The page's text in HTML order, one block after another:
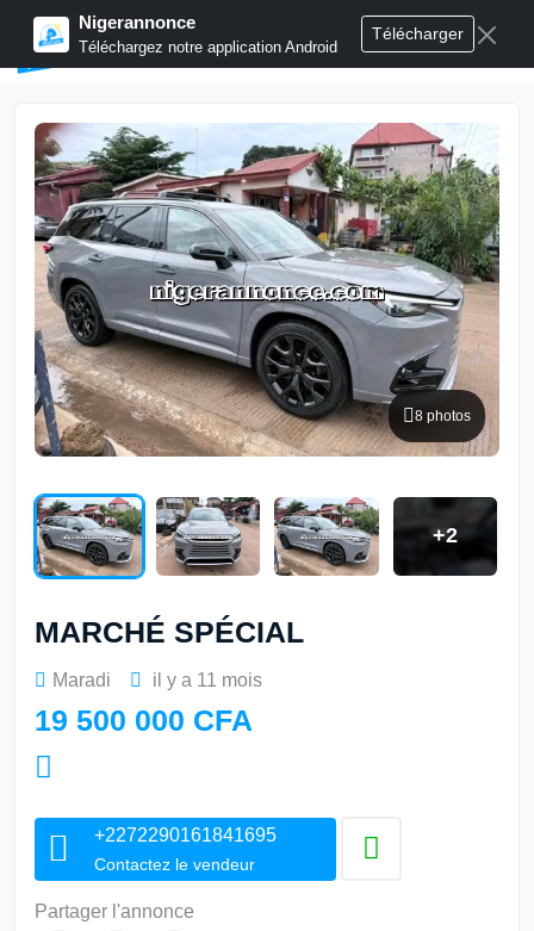
Nigerannonce
Téléchargez notre application Android
Télécharger
Publier annonces
8 photos
+2
MARCHÉ SPÉCIAL
Maradi il y a 11 mois
19 500 000 CFA
+2272290161841695
Contactez le vendeur
Partager l'annonce